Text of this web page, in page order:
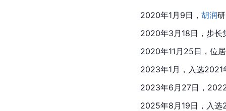
2020年1月9日， 胡润
2020年3月18日，步长
2020年11月25日，位
2023年1月，入选2021
2023年6月27日，
2025年8月19日，入选